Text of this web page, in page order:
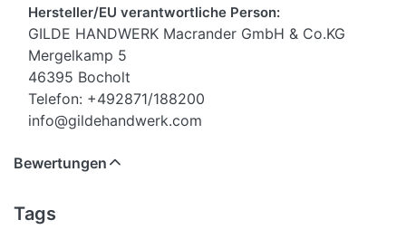
Hersteller/EU verantwortliche Person:
GILDE HANDWERK Macrander GmbH & Co.KG
Mergelkamp 5
46395 Bocholt
Telefon: +492871/188200
info@gildehandwerk.com
Bewertungen
Tags